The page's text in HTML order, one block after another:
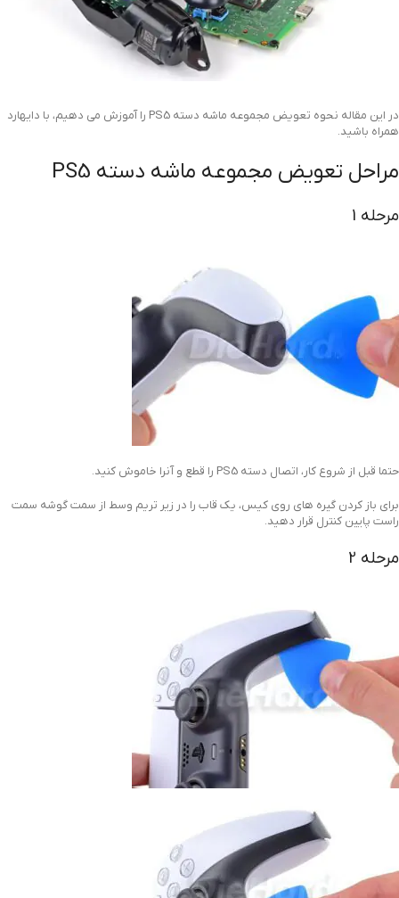
در این مقاله نحوه تعویض مجموعه ماشه دسته PS5 را آموزش می دهیم، با دایهارد
همراه باشید.
مراحل تعویض مجموعه ماشه دسته PS5
مرحله 1
حتما قبل از شروع کار، اتصال دسته PS5 را قطع و آنرا خاموش کنید.
برای باز کردن گیره های روی کیس، یک قاب را در زیر تریم وسط از سمت گوشه سمت
راست پایین کنترل قرار دهید.
مرحله 2